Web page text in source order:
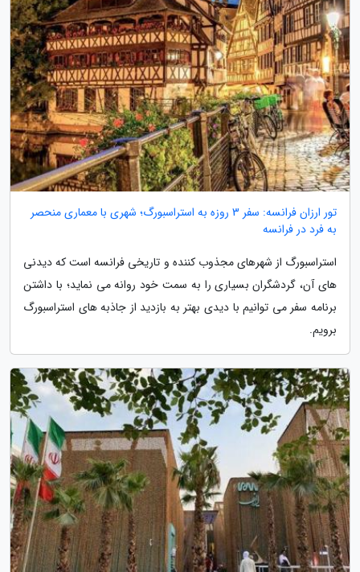
تور ارزان فرانسه: سفر 3 روزه به استراسبورگ؛ شهری با معماری منحصر
به فرد در فرانسه
استراسبورگ از شهرهای مجذوب کننده و تاریخی فرانسه است که دیدنی
های آن، گردشگران بسیاری را به سمت خود روانه می نماید؛ با داشتن
برنامه سفر می توانیم با دیدی بهتر به بازدید از جاذبه های استراسبورگ
برویم.